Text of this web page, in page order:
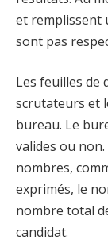
et remplissent
sont pas
Les feuilles de
scrutateurs et
bureau. Le
valides ou
nombres,
exprimés, le
nombre total
candidat.